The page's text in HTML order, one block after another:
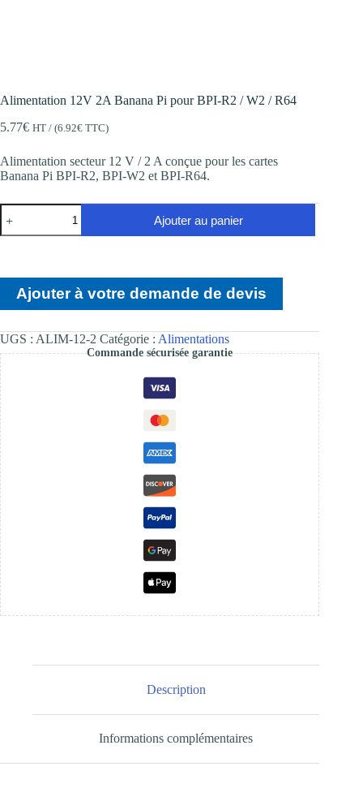
Alimentation 12V 2A Banana Pi pour BPI-R2 / W2 / R64
5.77€ HT / (6.92€ TTC)
Alimentation secteur 12 V / 2 A conçue pour les cartes
Banana Pi BPI-R2, BPI-W2 et BPI-R64.
quantité
de
Alimentation
Banana
R2
W2
/
R64
Ajouter au panier
Ajouter à votre demande de devis
UGS : ALIM-12-2 Catégorie : Alimentations
Commande sécurisée garantie
Description
Informations complémentaires